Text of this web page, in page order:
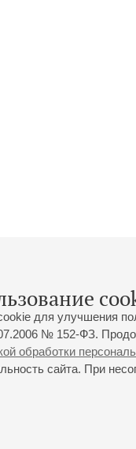
для улучшения
№ 152-ФЗ.
обработки
сайта. При